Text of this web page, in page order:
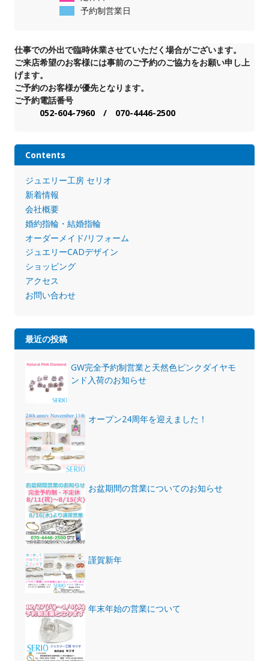
予約制営業日
仕事での外出で臨時休業させていただく場合がございます。
ご来店希望のお客様には事前のご予約のご協力をお願い申し上
げます。
ご予約のお客様が優先となります。
ご予約電話番号
052-604-7960 / 070-4446-2500
Contents
ジュエリー工房 セリオ
新着情報
会社概要
婚約指輪・結婚指輪
オーダーメイド/リフォーム
ジュエリーCADデザイン
ショッピング
アクセス
お問い合わせ
最近の投稿
GW完全予約制営業と天然色ピンクダイヤモ
ンド入荷のお知らせ
オープン24周年を迎えました！
お盆期間の営業についてのお知らせ
謹賀新年
年末年始の営業について